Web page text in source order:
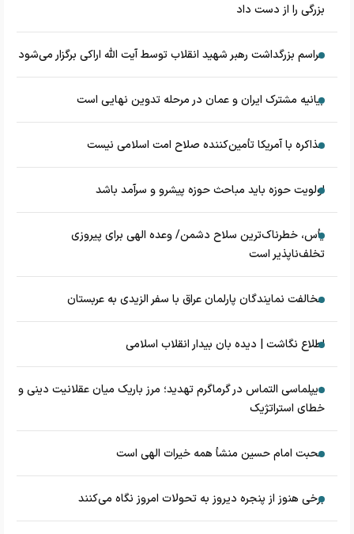
بزرگی را از دست داد
مراسم بزرگداشت رهبر شهید انقلاب توسط آیت الله اراکی برگزار می‌شود
بیانیه مشترک ایران و عمان در مرحله تدوین نهایی است
مذاکره با آمریکا تأمین‌کننده صلاح امت اسلامی نیست
اولویت حوزه باید مباحث حوزه پیشرو و سرآمد باشد
یأس، خطرناک‌ترین سلاح دشمن/ وعده الهی برای پیروزی
تخلف‌ناپذیر است
مخالفت نمایندگان پارلمان عراق با سفر الزیدی به عربستان
اطلاع نگاشت | دیده بان بیدار انقلاب اسلامی
دیپلماسی التماس در گرماگرم تهدید؛ مرز باریک میان عقلانیت دینی و
خطای استراتژیک
محبت امام حسین منشأ همه خیرات الهی است
برخی هنوز از پنجره دیروز به تحولات امروز نگاه می‌کنند